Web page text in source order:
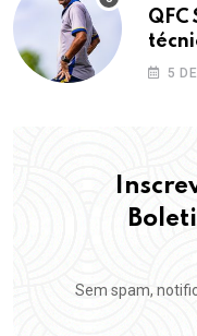
QFC
da5
Sem spam,